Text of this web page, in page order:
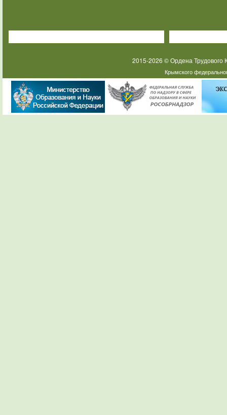
2015-2026 © Ордена
Крымского